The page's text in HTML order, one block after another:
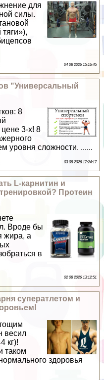
для
силы.
04 08 2026 15:16:45
"Универсальный
8
3-х! 8
уровня сложности. ......
03 08 2026 17:24:17
L-карнитин и
Протеин
Вроде бы
жира, а
в
02 08 2026 13:12:51
суператлетом и
весил
кг)!
таком
здоровья